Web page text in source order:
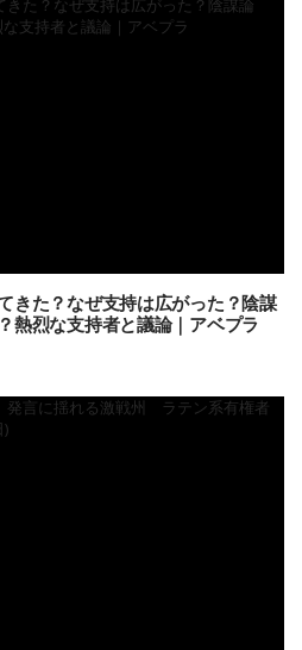
きた？なぜ支持は広がった？陰謀
熱烈な支持者と議論｜アベプラ